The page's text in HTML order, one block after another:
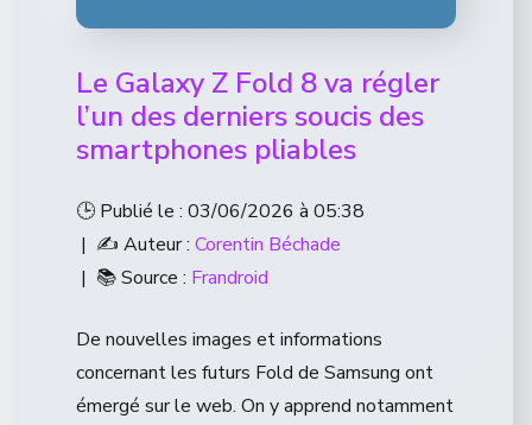
Le Galaxy Z Fold 8 va régler
l’un des derniers soucis des
smartphones pliables
🕒 Publié le : 03/06/2026 à 05:38
| ✍️ Auteur : Corentin Béchade
| 📚 Source : Frandroid
De nouvelles images et informations
concernant les futurs Fold de Samsung ont
émergé sur le web. On y apprend notamment